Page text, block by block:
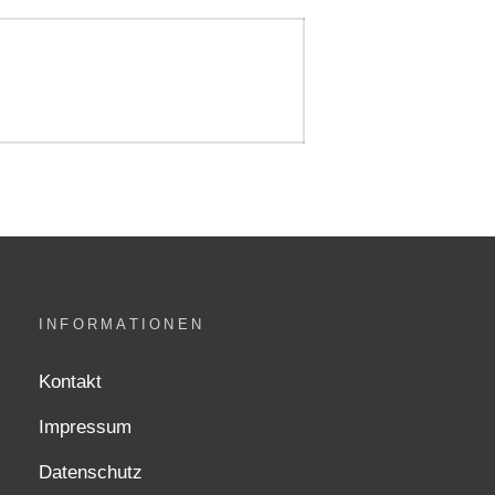
INFORMATIONEN
Kontakt
Impressum
Datenschutz